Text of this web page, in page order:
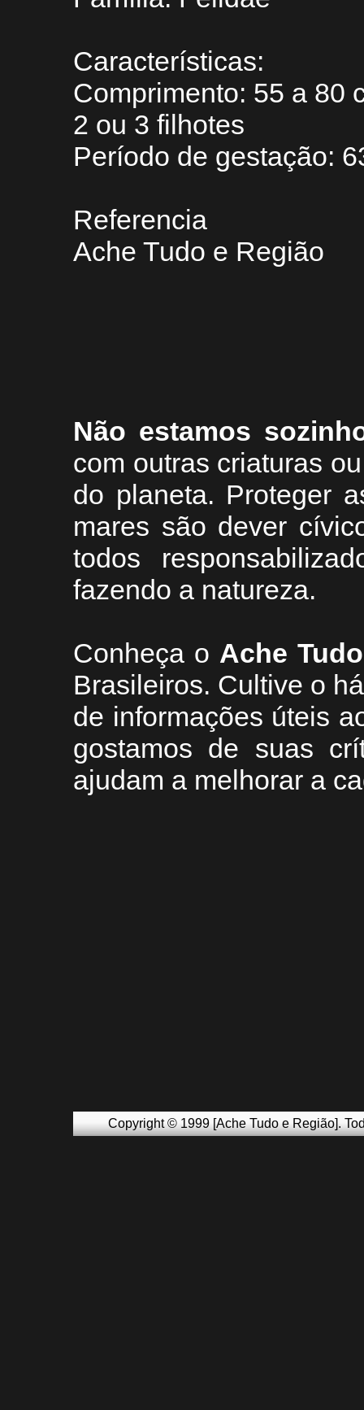
Características:
Comprimento: 55 a 80
2 ou 3 filhotes
Período de gestação:
Referencia
Ache Tudo e Região
Não estamos
com outras criaturas
do planeta. Proteger
mares são dever
todos
fazendo a natureza.
Conheça o Ache
Brasileiros. Cultive o
de informações úteis
gostamos de suas
ajudam a melhorar a
Copyright © 1999 [Ache Tudo e Região].